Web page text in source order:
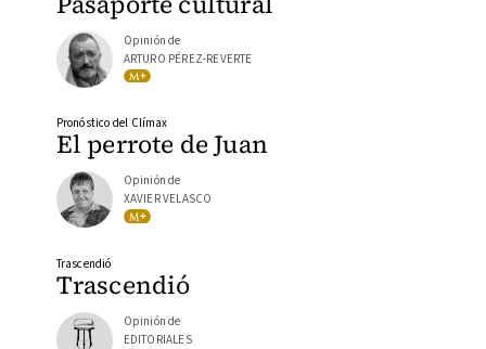
Opinión de
ARTURO PÉREZ-REVERTE
El perrote de Juan
Pronóstico del Clímax
Opinión de
XAVIER VELASCO
Trascendió
Trascendió
Opinión de
EDITORIALES